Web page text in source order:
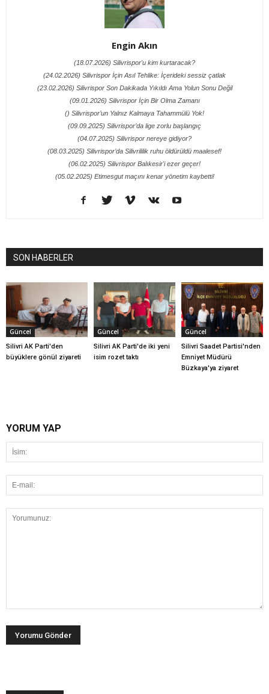
Engin Akın
(18.07.2026) Silivrispor'u kim kurtaracak?
(24.02.2026) Silivrispor İçin Asıl Tehlike: İçerideki sessiz çatlak
(23.02.2026) Silivrispor Son Dakikada Yıkıldı Ama Yolun Sonu Değil
(09.01.2026) Silivrispor İçin Bir Olma Zamanı
() Silivrispor’un Yalnız Kalmaya Tahammülü Yok!
(09.09.2025) Silivrispor’da lige zorlu başlangıç
(04.07.2025) Silivrispor nereye gidiyor?
(08.03.2025) Silivrispor’da Silivrililik ruhu öldürüldü maalesef!
(06.02.2025) Silivrispor Balıkesir'i ezer geçer!
(05.02.2025) Etimesgut maçını kenar yönetim kaybetti!
SON HABERLER
Güncel
Silivri AK Parti'den
büyüklere gönül ziyareti
Güncel
Silivri AK Parti'de iki yeni
isim rozet taktı
Güncel
Silivri Saadet Partisi'nden
Emniyet Müdürü
Büzkaya'ya ziyaret
YORUM YAP